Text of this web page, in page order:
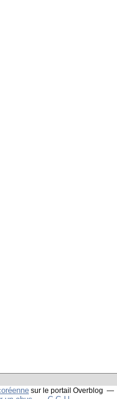
sur le portail Overblog